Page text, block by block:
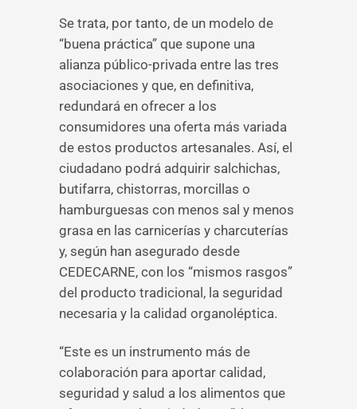
Se trata, por tanto, de un modelo de
“buena práctica” que supone una
alianza público-privada entre las tres
asociaciones y que, en definitiva,
redundará en ofrecer a los
consumidores una oferta más variada
de estos productos artesanales. Así, el
ciudadano podrá adquirir salchichas,
butifarra, chistorras, morcillas o
hamburguesas con menos sal y menos
grasa en las carnicerías y charcuterías
y, según han asegurado desde
CEDECARNE, con los “mismos rasgos”
del producto tradicional, la seguridad
necesaria y la calidad organoléptica.
“Este es un instrumento más de
colaboración para aportar calidad,
seguridad y salud a los alimentos que